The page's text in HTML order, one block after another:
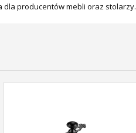
dla producentów mebli oraz stolarzy.